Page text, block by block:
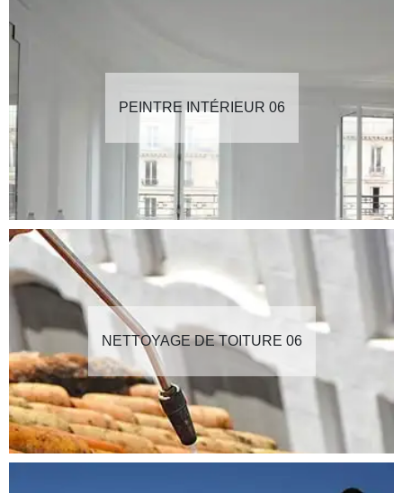
PEINTRE INTÉRIEUR 06
NETTOYAGE DE TOITURE 06